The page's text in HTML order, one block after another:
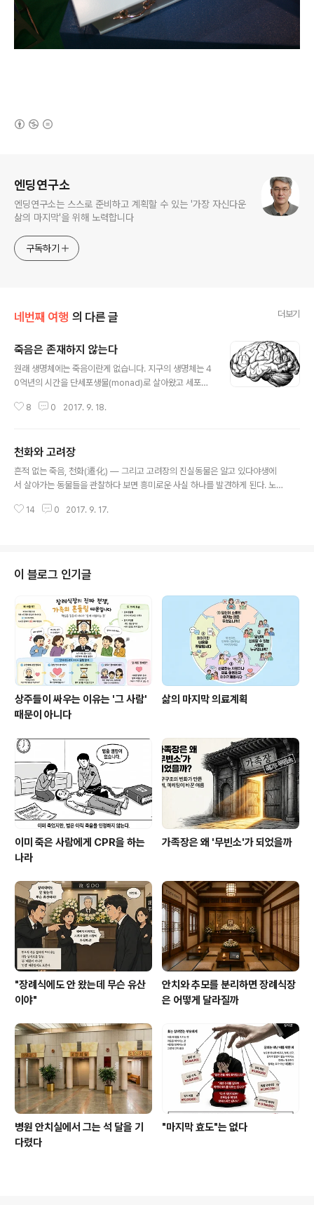
엔딩연구소
엔딩연구소는 스스로 준비하고 계획할 수 있는 '가장 자신다운
삶의 마지막'을 위해 노력합니다
구독하기
네번째 여행 의 다른 글 더보기
죽음은 존재하지 않는다
원래 생명체에는 죽음이란게 없습니다. 지구의 생명체는 4
0억년의 시간을 단세포생물(monad)로 살아왔고 세포분
이가 생겨나 다세포생물로 진화되었고, 이때서야 죽음이란
결과일 뿐입니다. 흥미롭게도 이 죽음이란 환상으로 인해
인간의 뇌가 생성, 발달되었고 지속적으로 발달시킬 수 있
는 원동력이 되었습니다. 그리고 인간의 뇌만이 죽음에 대
의 변이와 함께 사라져 버립니다. 결국 죽음은 뇌 속 생각안
8 0 2017. 9. 18.
천화와 고려장
흔적 없는 죽음, 천화(遷化) — 그리고 고려장의 진실동물은 알고 있다야생에
서 살아가는 동물들을 관찰하다 보면 흥미로운 사실 하나를 발견하게 된다. 노
스스로 몸을 숨긴다는 것이다. 이것이 단순한 본능인지, 아니면 어떤 본원적인
교의 **천화(遷化)**다.천화(遷化)란 무엇인가천화(遷化)란 글자 그대로 '옮
겨 변화한다'는 뜻으로, 불교에서 가장 이상적인 죽음의 형태로 여겨온 개념이
다. 단순히 '잘 죽는 ..
14 0 2017. 9. 17.
이 블로그 인기글
상주들이 싸우는 이유는 '그 사람'
때문이 아니다
삶의 마지막 의료계획
이미 죽은 사람에게 CPR을 하는
나라
가족장은 왜 '무빈소'가 되었을까
"장례식에도 안 왔는데 무슨 유산
이야"
안치와 추모를 분리하면 장례식장
은 어떻게 달라질까
병원 안치실에서 그는 석 달을 기
다렸다
"마지막 효도"는 없다